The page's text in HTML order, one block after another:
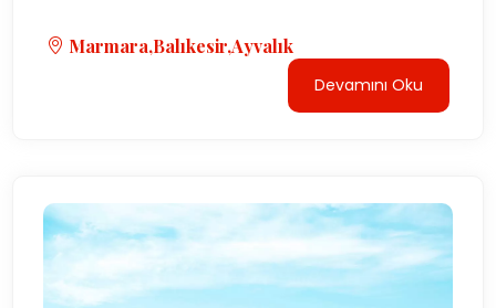
Marmara,Balıkesir,Ayvalık
Devamını Oku